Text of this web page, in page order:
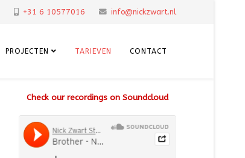
+31 6 10577016 info@nickzwart.nl
PROJECTEN TARIEVEN CONTACT
Check our recordings on Soundcloud